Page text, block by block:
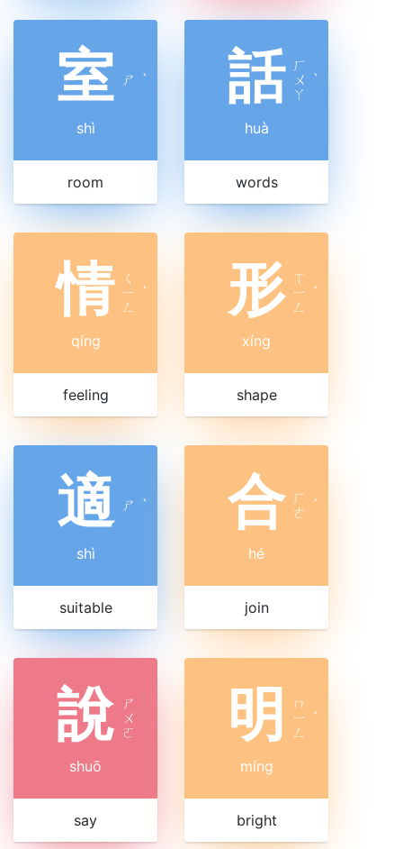
室 ㄕ ˋ
shì
room
話 ㄏ
ㄨ
ㄚ
ˋ
huà
words
情
ㄑ
ㄧ
ㄥ
ˊ
qíng
feeling
形 ㄒ
ㄧ
ㄥ
ˊ
xíng
shape
適 ㄕ ˋ
shì
suitable
合 ㄏ
ㄜ ˊ
hé
join
說 ㄕ
ㄨ
ㄛ
shuō
say
明
ㄇ
ㄧ
ㄥ
ˊ
míng
bright